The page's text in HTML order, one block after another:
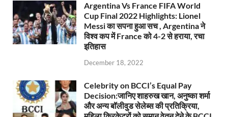
Argentina Vs France FIFA World
Cup Final 2022 Highlights: Lionel
Messi का सपना हुआ सच , Argentina ने
विश्व कप में France को 4-2 से हराया, रचा
इतिहास
December 18, 2022
Celebrity on BCCI’s Equal Pay
Decision:जानिए शाहरुख खान, अनुष्का शर्मा
और अन्य बॉलीवुड सेलेब्स की प्रतिक्रिया,